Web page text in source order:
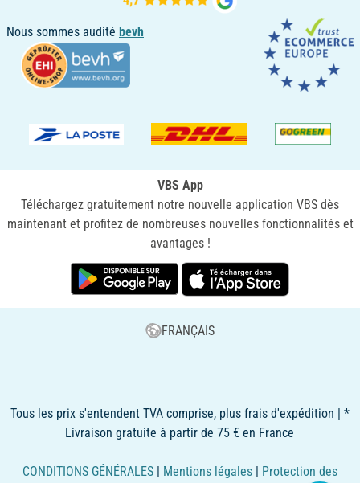
Nous sommes audité bevh
VBS App
Téléchargez gratuitement notre nouvelle application VBS dès
maintenant et profitez de nombreuses nouvelles fonctionnalités et
avantages !
FRANÇAIS
Tous les prix s'entendent TVA comprise, plus frais d'expédition | *
Livraison gratuite à partir de 75 € en France
CONDITIONS GÉNÉRALES | Mentions légales | Protection des